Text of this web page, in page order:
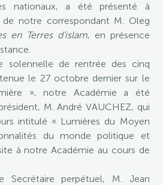
nationaux, a été présenté à
de notre correspondant M. Oleg
en Terres d’islam, en présence
solennelle de rentrée des cinq
le 27 octobre dernier sur le
», notre Académie a été
M. André VAUCHEZ, qui
intitulé « Lumières du Moyen
du monde politique et
à notre Académie au cours de
perpétuel, M. Jean